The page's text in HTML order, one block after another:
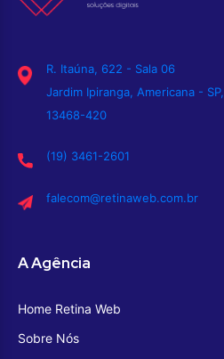
R. Itaúna, 622 - Sala 06
Jardim Ipiranga, Americana - SP,
13468-420
(19) 3461-2601
falecom@retinaweb.com.br
A Agência
Home Retina Web
Sobre Nós